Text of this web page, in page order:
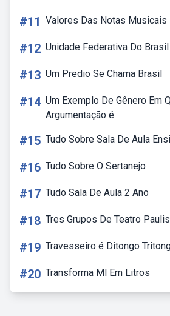
#11 Valores Das Notas Musicais
#12 Unidade Federativa Do Brasil
#13 Um Predio Se Chama Brasil
#14 Um Exemplo De Gênero Em
Argumentação é
#15 Tudo Sobre Sala De Aula
#16 Tudo Sobre O Sertanejo
#17 Tudo Sala De Aula 2 Ano
#18 Tres Grupos De Teatro
#19 Travesseiro é Ditongo
#20 Transforma Ml Em Litros